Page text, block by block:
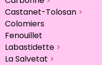
Castanet-Tolosan >
Colomiers
Fenouillet
Labastidette >
La Salvetat >